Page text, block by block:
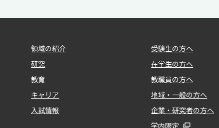
領域の紹介
研究
教育
キャリア
入試情報
受験生の方へ
在学生の方へ
教職員の方へ
地域・一般の方へ
企業・研究者の方へ
学内限定